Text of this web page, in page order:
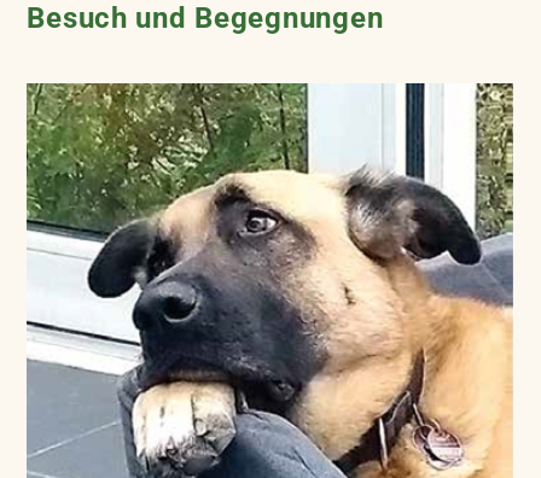
Besuch und Begegnungen